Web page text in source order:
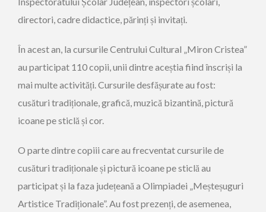
directori, cadre didactice, părinți și invitați.
În acest an, la cursurile Centrului Cultural „Miron Cristea”
au participat 110 copii, unii dintre aceștia fiind înscriși la
mai multe activități. Cursurile desfășurate au fost:
cusături tradiționale, grafică, muzică bizantină, pictură
icoane pe sticlă și cor.
O parte dintre copiii care au frecventat cursurile de
cusături tradiționale și pictură icoane pe sticlă au
participat și la faza județeană a Olimpiadei „Meșteșuguri
Artistice Tradiționale”. Au fost prezenți, de asemenea,